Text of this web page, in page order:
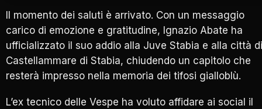
Il momento dei saluti è arrivato. Con un messaggio
carico di emozione e gratitudine, Ignazio Abate ha
ufficializzato il suo addio alla Juve Stabia e alla città di
Castellammare di Stabia, chiudendo un capitolo che
resterà impresso nella memoria dei tifosi gialloblù.
L’ex tecnico delle Vespe ha voluto affidare ai social il